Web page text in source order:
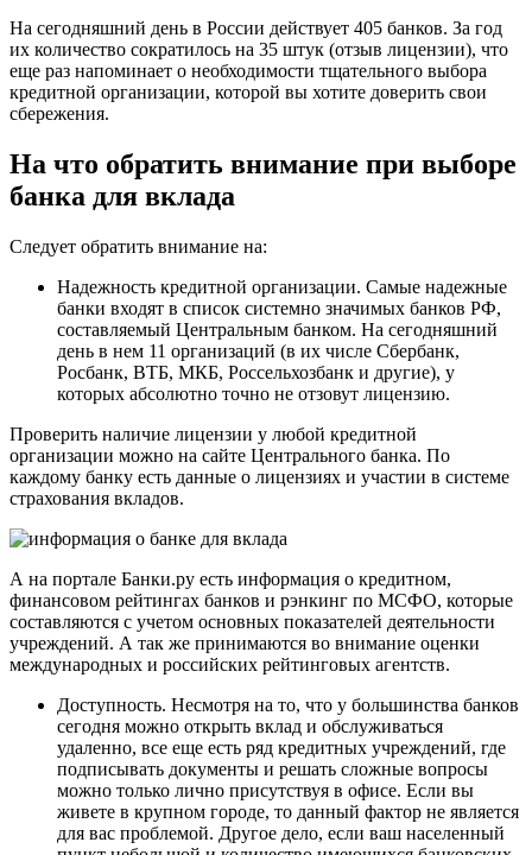
На сегодняшний день в России действует 405 банков. За год
их количество сократилось на 35 штук (отзыв лицензии), что
еще раз напоминает о необходимости тщательного выбора
кредитной организации, которой вы хотите доверить свои
сбережения.
На что обратить внимание при выборе
банка для вклада
Следует обратить внимание на:
Надежность кредитной организации. Самые надежные
банки входят в список системно значимых банков РФ,
составляемый Центральным банком. На сегодняшний
день в нем 11 организаций (в их числе Сбербанк,
Росбанк, ВТБ, МКБ, Россельхозбанк и другие), у
которых абсолютно точно не отзовут лицензию.
Проверить наличие лицензии у любой кредитной
организации можно на сайте Центрального банка. По
каждому банку есть данные о лицензиях и участии в системе
страхования вкладов.
А на портале Банки.ру есть информация о кредитном,
финансовом рейтингах банков и рэнкинг по МСФО, которые
составляются с учетом основных показателей деятельности
учреждений. А так же принимаются во внимание оценки
международных и российских рейтинговых агентств.
Доступность. Несмотря на то, что у большинства банков
сегодня можно открыть вклад и обслуживаться
удаленно, все еще есть ряд кредитных учреждений, где
подписывать документы и решать сложные вопросы
можно только лично присутствуя в офисе. Если вы
живете в крупном городе, то данный фактор не является
для вас проблемой. Другое дело, если ваш населенный